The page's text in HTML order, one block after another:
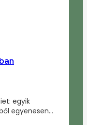
egyik
egyenesen